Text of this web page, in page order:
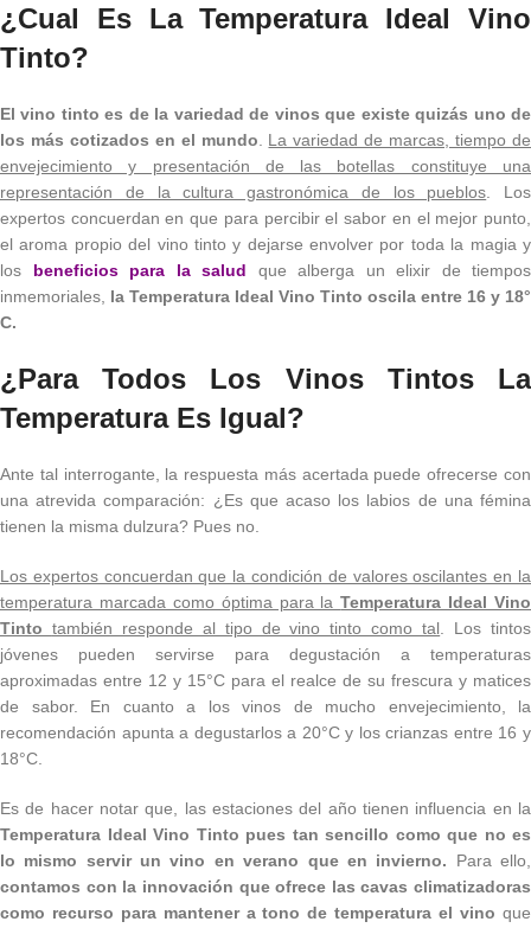
¿Cual Es La Temperatura Ideal Vino
Tinto?
El vino tinto es de la variedad de vinos que existe quizás uno de
los más cotizados en el mundo. La variedad de marcas, tiempo de
envejecimiento y presentación de las botellas constituye una
representación de la cultura gastronómica de los pueblos. Los
expertos concuerdan en que para percibir el sabor en el mejor punto,
el aroma propio del vino tinto y dejarse envolver por toda la magia y
los beneficios para la salud que alberga un elixir de tiempos
inmemoriales, la Temperatura Ideal Vino Tinto oscila entre 16 y 18°
C.
¿Para Todos Los Vinos Tintos La
Temperatura Es Igual?
Ante tal interrogante, la respuesta más acertada puede ofrecerse con
una atrevida comparación: ¿Es que acaso los labios de una fémina
tienen la misma dulzura? Pues no.
Los expertos concuerdan que la condición de valores oscilantes en la
temperatura marcada como óptima para laTemperatura Ideal Vino
Tinto también responde al tipo de vino tinto como tal. Los tintos
jóvenes pueden servirse para degustación a temperaturas
aproximadas entre 12 y 15°C para el realce de su frescura y matices
de sabor. En cuanto a los vinos de mucho envejecimiento, la
recomendación apunta a degustarlos a 20°C y los crianzas entre 16 y
18°C.
Es de hacer notar que, las estaciones del año tienen influencia en la
Temperatura Ideal Vino Tinto pues tan sencillo como que no es
lo mismo servir un vino en verano que en invierno. Para ello,
contamos con la innovación que ofrece las cavas climatizadoras
como recurso para mantener a tono de temperatura el vino que